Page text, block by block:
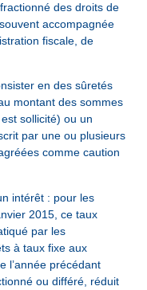
des droits de
accompagnée
fiscale, de
en des sûretés
montant des sommes
sollicité) ou un
par une ou plusieurs
comme caution
intérêt : pour les
2015, ce taux
par les
à taux fixe aux
l’année précédant
ou différé, réduit